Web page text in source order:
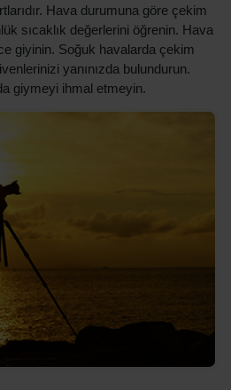
Hava durumuna göre çekim
sıcaklık değerlerini öğrenin. Hava
giyinin. Soğuk havalarda çekim
yanınızda bulundurun.
giymeyi ihmal etmeyin.